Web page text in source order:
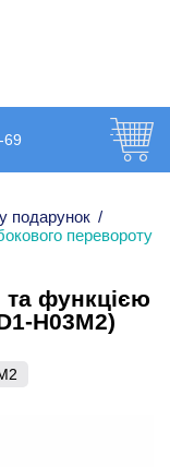
69
подарунок /
перевороту
та функцією
H03M2)